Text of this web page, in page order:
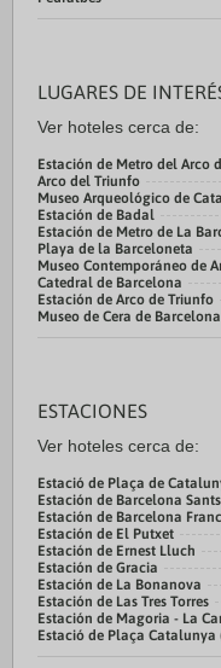
LUGARES DE
Ver hoteles cerca de:
Estación de Metro del Arco
Arco del Triunfo
Museo Arqueológico de
Estación de Badal
Estación de Metro de La
Playa de la Barceloneta
Museo Contemporáneo de
Catedral de Barcelona
Estación de Arco de Triunfo
Museo de Cera de Barcelona
ESTACIONES
Ver hoteles cerca de:
Estació de Plaça de
Estación de Barcelona Sants
Estación de Barcelona
Estación de El Putxet
Estación de Ernest Lluch
Estación de Gracia
Estación de La Bonanova
Estación de Las Tres Torres
Estación de Magoria - La
Estació de Plaça Catalunya